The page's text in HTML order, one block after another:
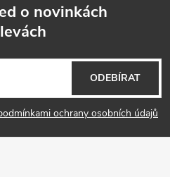
o novinkách
ochrany osobních údajů
ODEBÍRAT